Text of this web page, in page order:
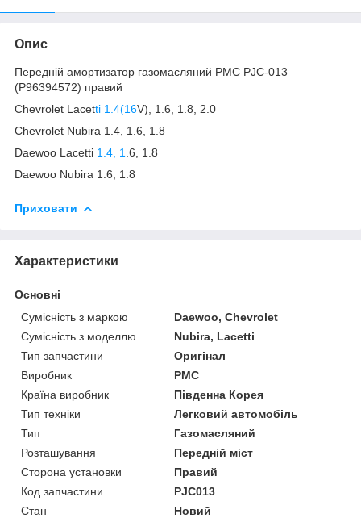
Опис
Передній амортизатор газомасляний PMC PJC-013
(P96394572) правий
Chevrolet Lacetti 1.4(16V), 1.6, 1.8, 2.0
Chevrolet Nubira 1.4, 1.6, 1.8
Daewoo Lacetti 1.4, 1 .6, 1.8
Daewoo Nubira 1.6, 1.8
Приховати
Характеристики
Основні
Сумісність з маркою
Daewoo, Chevrolet
Сумісність з моделлю
Nubira, Lacetti
Тип запчастини
Оригінал
Виробник
PMC
Країна виробник
Південна Корея
Тип техніки
Легковий автомобіль
Тип
Газомасляний
Розташування
Передній міст
Сторона установки
Правий
Код запчастини
PJC013
Стан
Новий